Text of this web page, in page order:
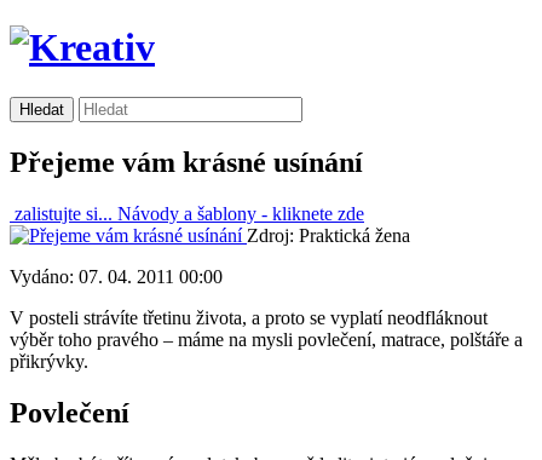
Přejeme vám krásné usínání
zalistujte si... Návody a šablony - kliknete zde
Zdroj: Praktická žena
Vydáno: 07. 04. 2011 00:00
V posteli strávíte třetinu života, a proto se vyplatí neodfláknout
výběr toho pravého – máme na mysli povlečení, matrace, polštáře a
přikrývky.
Povlečení